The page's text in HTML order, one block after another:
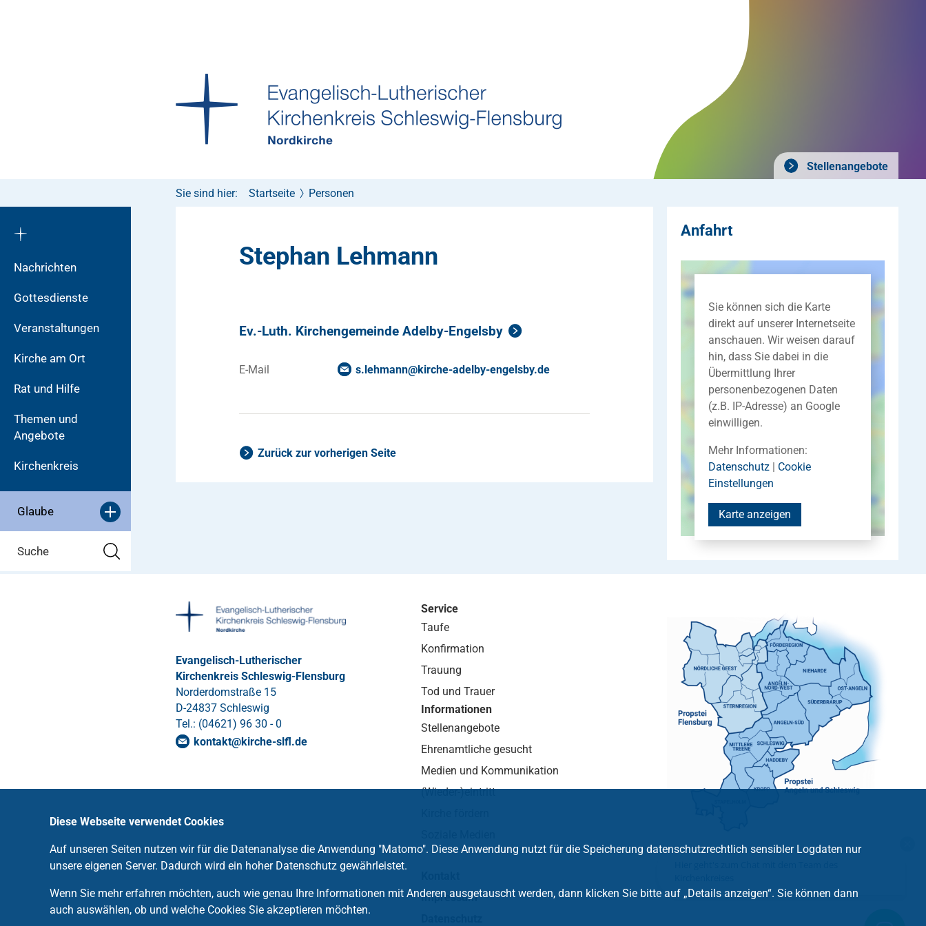
Stellenangebote
Nachrichten
Gottesdienste
Veranstaltungen
Kirche am Ort
Rat und Hilfe
Themen und
Angebote
Kirchenkreis
Glaube
Suche
Sie sind hier: Startseite Personen
Stephan Lehmann
Ev.-Luth. Kirchengemeinde Adelby-Engelsby
E-Mail s.lehmann@kirche-adelby-engelsby.de
Zurück zur vorherigen Seite
Anfahrt
Sie können sich die Karte
direkt auf unserer Internetseite
anschauen. Wir weisen darauf
hin, dass Sie dabei in die
Übermittlung Ihrer
personenbezogenen Daten
(z.B. IP-Adresse) an Google
einwilligen.
Mehr Informationen:
Datenschutz| Cookie
Einstellungen
Karte anzeigen
Evangelisch-Lutherischer
Kirchenkreis Schleswig-Flensburg
Norderdomstraße 15
D-24837 Schleswig
Tel.: (04621) 96 30 - 0
kontakt@kirche-slfl.de
Service
Taufe
Konfirmation
Trauung
Tod und Trauer
Informationen
Stellenangebote
Ehrenamtliche gesucht
Medien und Kommunikation
(Wieder-)eintritt
Impressum
Diese Webseite verwendet Cookies
Auf unseren Seiten nutzen wir für die Datenanalyse die Anwendung "Matomo". Diese Anwendung nutzt für die Speicherung datenschutzrechtlich sensibler Logdaten nur
unsere eigenen Server. Dadurch wird ein hoher Datenschutz gewährleistet.
Wenn Sie mehr erfahren möchten, auch wie genau Ihre Informationen mit Anderen ausgetauscht werden, dann klicken Sie bitte auf „Details anzeigen“. Sie können dann
auch auswählen, ob und welche Cookies Sie akzeptieren möchten.